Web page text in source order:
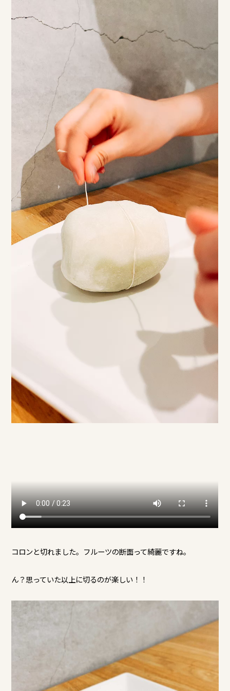
コロンと切れました。フルーツの断面って綺麗ですね。
ん？思っていた以上に切るのが楽しい！！